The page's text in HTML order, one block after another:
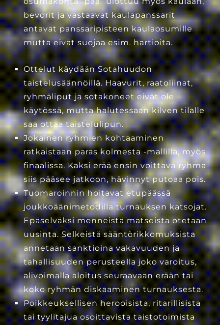
bevorit ja vastaavat kaulapanssarit
antavat panssaripisteen kaulaosumille
mutta eivät suojaa esim. hartioita.
Ottelut käydään Sotahuudon
taistelusäännöillä. Haavurit, raatoliinat,
ryhmäliput ja sotakoneet eivät ole
käytössä, mutta halutessaan kilven tilalle
saa ottaa taistelulipun.
Jokainen ryhmien kohtaaminen
ratkaistaan paras kolmesta -mallilla, myös
finaalissa. Kaksi erää ensin voittava ryhmä
siis pääsee jatkoon, hävinnyt putoaa pois.
Tuomaroinnin hoitavat etupäässä
joukkoäänimetodilla turnauksen katsojat.
Epäselväksi menneistä matseista otetaan
uusinta. Selkeistä sääntörikkomuksista
annetaan sanktioina vakavuuden ja
tahallisuuden perusteella joko varoitus,
alivoimalla aloitus seuraavaan erään tai
koko ryhmän diskaaminen turnauksesta.
Poikkeuksellisen herooisista, ritarillisista
tai tyylitajua osoittavista taistotoimista